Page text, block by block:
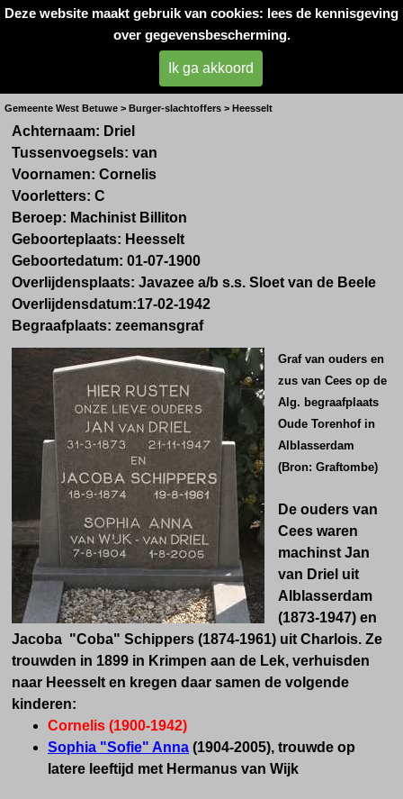
Deze website maakt gebruik van cookies: lees de kennisgeving
over gegevensbescherming.
Ik ga akkoord
Oorlogsslachtoffers
West- Betuwe
Gemeente West Betuwe > Burger-slachtoffers > Heesselt
Achternaam: Driel
Tussenvoegsels: van
Voornamen: Cornelis
Voorletters: C
Beroep: Machinist Billiton
Geboorteplaats: Heesselt
Geboortedatum: 01-07-1900
Overlijdensplaats: Javazee a/b s.s. Sloet van de Beele
Overlijdensdatum:17-02-1942
Begraafplaats: zeemansgraf
Graf van ouders en
zus van Cees op de
Alg. begraafplaats
Oude Torenhof in
Alblasserdam
(Bron: Graftombe)
De ouders van
Cees waren
machinst Jan
van Driel uit
Alblasserdam
(1873-1947) en
Jacoba "Coba" Schippers (1874-1961) uit Charlois. Ze
trouwden in 1899 in Krimpen aan de Lek, verhuisden
naar Heesselt en kregen daar samen de volgende
kinderen:
Cornelis (1900-1942)
Sophia "Sofie" Anna (1904-2005), trouwde op
latere leeftijd met Hermanus van Wijk